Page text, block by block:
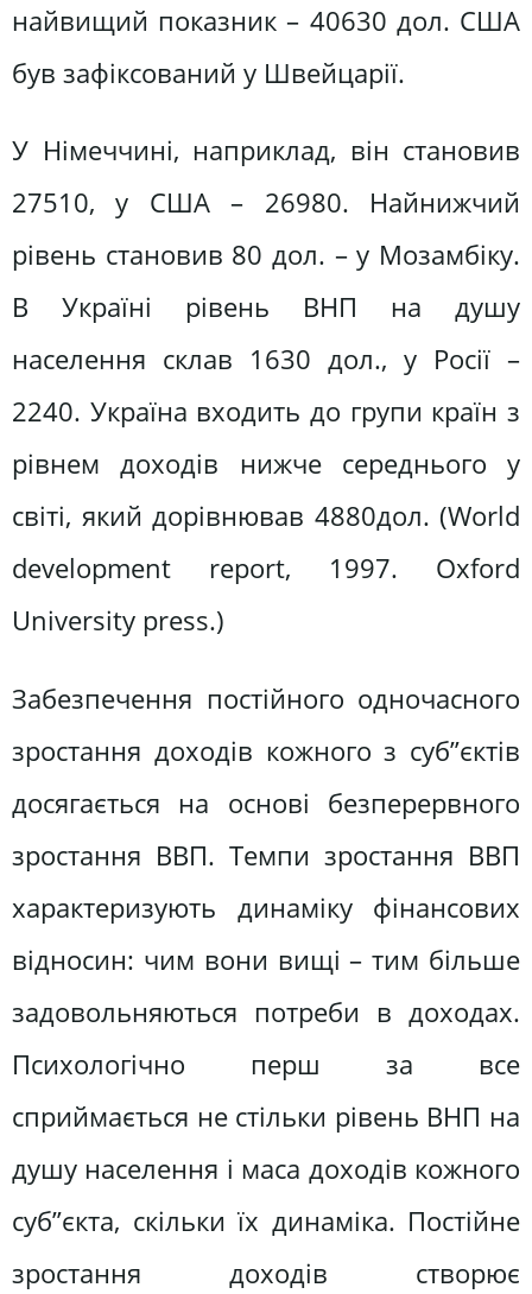
найвищий показник – 40630 дол. США
був зафіксований у Швейцарії.
У Німеччині, наприклад, він становив
27510, у США – 26980. Найнижчий
рівень становив 80 дол. – у Мозамбіку.
В Україні рівень ВНП на душу
населення склав 1630 дол., у Росії –
2240. Україна входить до групи країн з
рівнем доходів нижче середнього у
світі, який дорівнював 4880дол. (World
development report, 1997. Oxford
University press.)
Забезпечення постійного одночасного
зростання доходів кожного з суб”єктів
досягається на основі безперервного
зростання ВВП. Темпи зростання ВВП
характеризують динаміку фінансових
відносин: чим вони вищі – тим більше
задовольняються потреби в доходах.
Психологічно перш за все
сприймається не стільки рівень ВНП на
душу населення і маса доходів кожного
суб”єкта, скільки їх динаміка. Постійне
зростання доходів створює